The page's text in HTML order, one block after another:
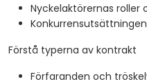
Nyckelaktörernas roller
Förstå typerna av kontrakt
Förfaranden och